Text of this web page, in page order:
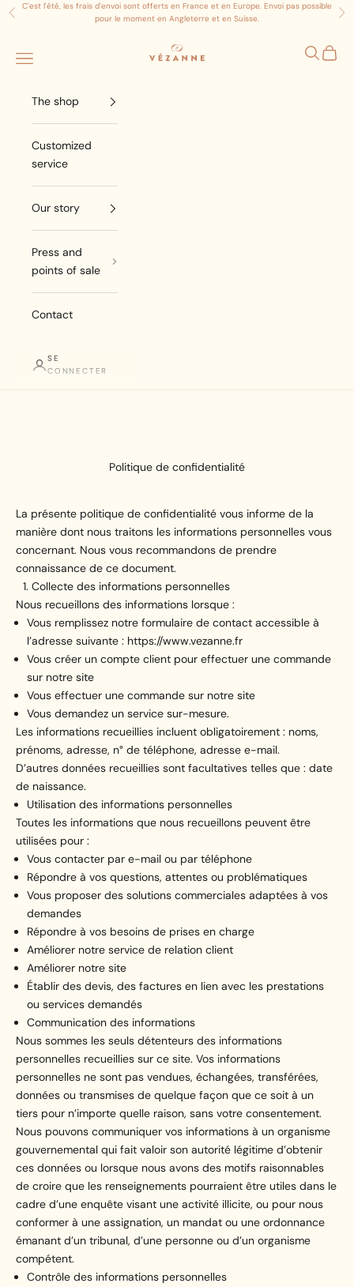
Aller au contenu
Précédent
C'est l'été, les frais d'envoi sont offerts en France et en Europe. Envoi pas possible
pour le moment en Angleterre et en Suisse.
Ouvrir le menu de navigation
Ouvrir la
The shop
Customized
service
Our story
Press and
points of sale
Contact
SE
CONNECTER
Politique de confidentialité
La présente politique de confidentialité vous informe de la
manière dont nous traitons les informations personnelles vous
concernant. Nous vous recommandons de prendre
connaissance de ce document.
Collecte des informations personnelles
Nous recueillons des informations lorsque :
Vous remplissez notre formulaire de contact accessible à
l’adresse suivante : https://www.vezanne.fr
Vous créer un compte client pour effectuer une commande
sur notre site
Vous effectuer une commande sur notre site
Vous demandez un service sur-mesure.
Les informations recueillies incluent obligatoirement : noms,
prénoms, adresse, n° de téléphone, adresse e-mail.
D’autres données recueillies sont facultatives telles que : date
de naissance.
Utilisation des informations personnelles
Toutes les informations que nous recueillons peuvent être
utilisées pour :
Vous contacter par e-mail ou par téléphone
Répondre à vos questions, attentes ou problématiques
Vous proposer des solutions commerciales adaptées à vos
demandes
Répondre à vos besoins de prises en charge
Améliorer notre service de relation client
Améliorer notre site
Établir des devis, des factures en lien avec les prestations
ou services demandés
Communication des informations
Nous sommes les seuls détenteurs des informations
personnelles recueillies sur ce site. Vos informations
personnelles ne sont pas vendues, échangées, transférées,
données ou transmises de quelque façon que ce soit à un
tiers pour n’importe quelle raison, sans votre consentement.
Nous pouvons communiquer vos informations à un organisme
gouvernemental qui fait valoir son autorité légitime d’obtenir
ces données ou lorsque nous avons des motifs raisonnables
de croire que les renseignements pourraient être utiles dans le
cadre d’une enquête visant une activité illicite, ou pour nous
conformer à une assignation, un mandat ou une ordonnance
émanant d’un tribunal, d’une personne ou d’un organisme
compétent.
Contrôle des informations personnelles